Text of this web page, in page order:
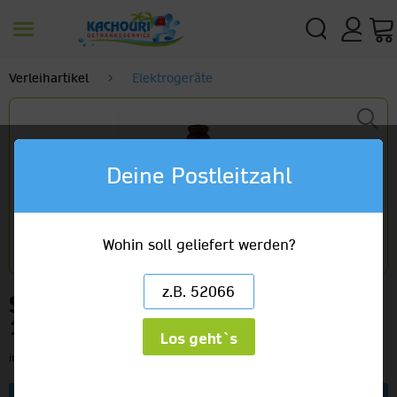
Verleihartikel Elektrogeräte
Schokoladenbrunnen
124,90 €
inkl. MwSt. zzgl. Versandkosten
Deine Postleitzahl
Wohin soll geliefert werden?
Los geht`s